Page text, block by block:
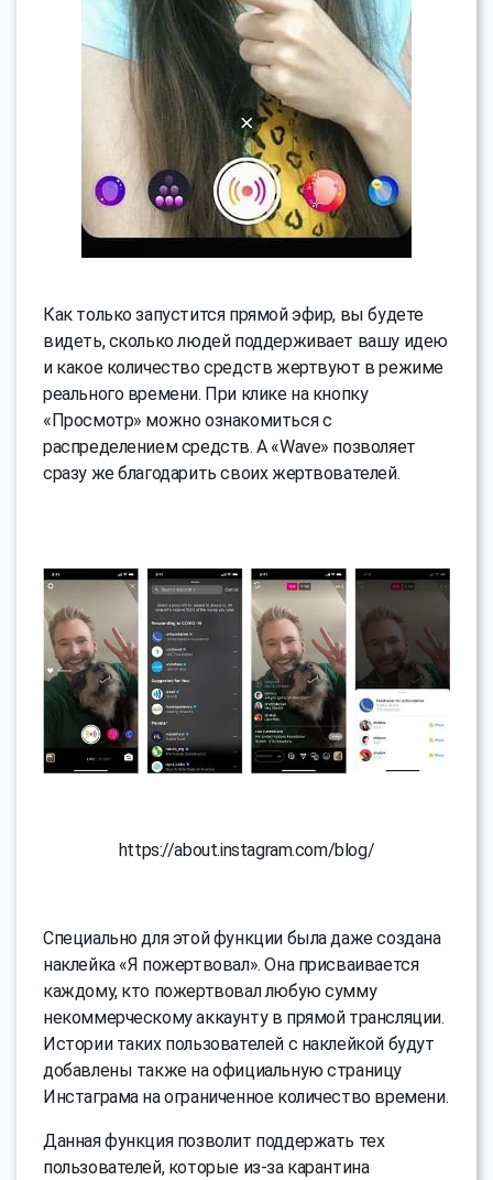
Как только запустится прямой эфир, вы будете
видеть, сколько людей поддерживает вашу идею
и какое количество средств жертвуют в режиме
реального времени. При клике на кнопку
«Просмотр» можно ознакомиться с
распределением средств. А «Wave» позволяет
сразу же благодарить своих жертвователей.
https://about.instagram.com/blog/
Специально для этой функции была даже создана
наклейка «Я пожертвовал». Она присваивается
каждому, кто пожертвовал любую сумму
некоммерческому аккаунту в прямой трансляции.
Истории таких пользователей с наклейкой будут
добавлены также на официальную страницу
Инстаграма на ограниченное количество времени.
Данная функция позволит поддержать тех
пользователей, которые из-за карантина